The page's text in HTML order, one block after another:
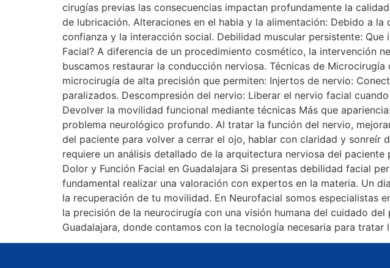
cirugías previas las consecuencias impactan profundamente la
de lubricación. Alteraciones en el habla y la alimentación: Debido a
confianza y la interacción social. Debilidad muscular persistente:
Facial? A diferencia de un procedimiento cosmético, la intervención
buscamos restaurar la conducción nerviosa. Técnicas de
microcirugía de alta precisión que permiten: Injertos de nervio:
paralizados. Descompresión del nervio: Liberar el nervio facial
Devolver la movilidad funcional mediante técnicas Más que
problema neurológico profundo. Al tratar la función del nervio,
del paciente para volver a cerrar el ojo, hablar con claridad y sonreír
requiere un análisis detallado de la arquitectura nerviosa del
Dolor y Función Facial en Guadalajara Si presentas debilidad facial
fundamental realizar una valoración con expertos en la materia. Un
la recuperación de tu movilidad. En Neurofacial somos especialistas
la precisión de la neurocirugía con una visión humana del cuidado
Guadalajara, donde contamos con la tecnología necesaria para